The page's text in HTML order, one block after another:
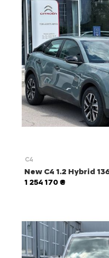
C4
New C4 1.2 Hybrid
1 254 170 ₴